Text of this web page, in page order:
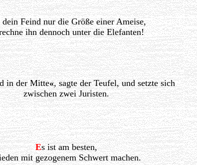
dein Feind nur die Größe einer Ameise,
ihn dennoch unter die Elefanten!
in der Mitte«, sagte der Teufel, und setzte sich
zwischen zwei Juristen.
Es ist am besten,
mit gezogenem Schwert machen.